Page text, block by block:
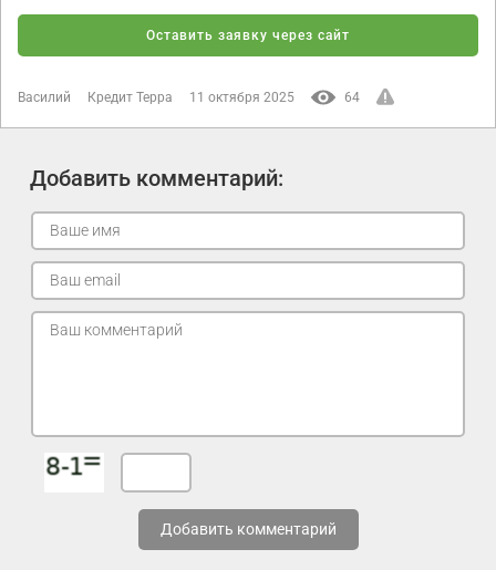
Оставить заявку через сайт
Василий Кредит Терра 11 октября 2025 64
Добавить комментарий:
Добавить комментарий